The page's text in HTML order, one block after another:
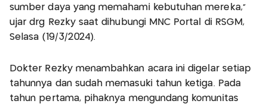
sumber daya yang memahami kebutuhan mereka,"
ujar drg Rezky saat dihubungi MNC Portal di RSGM,
Selasa (19/3/2024).
Dokter Rezky menambahkan acara ini digelar setiap
tahunnya dan sudah memasuki tahun ketiga. Pada
tahun pertama, pihaknya mengundang komunitas